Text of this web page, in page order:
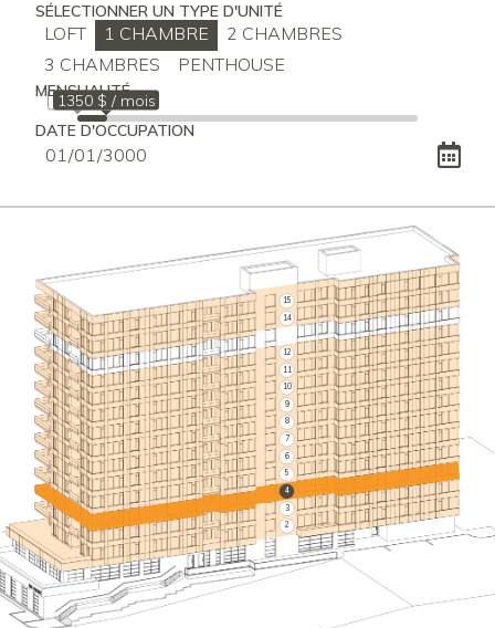
SÉLECTIONNER UN TYPE D'UNITÉ
LOFT 1 CHAMBRE
2 CHAMBRES
3 CHAMBRES
PENTHOUSE
MENSUALITÉ
1010 $
1350 $ / mois
DATE D'OCCUPATION
2
3
4
5
6
7
8
9
10
11
12
14
15